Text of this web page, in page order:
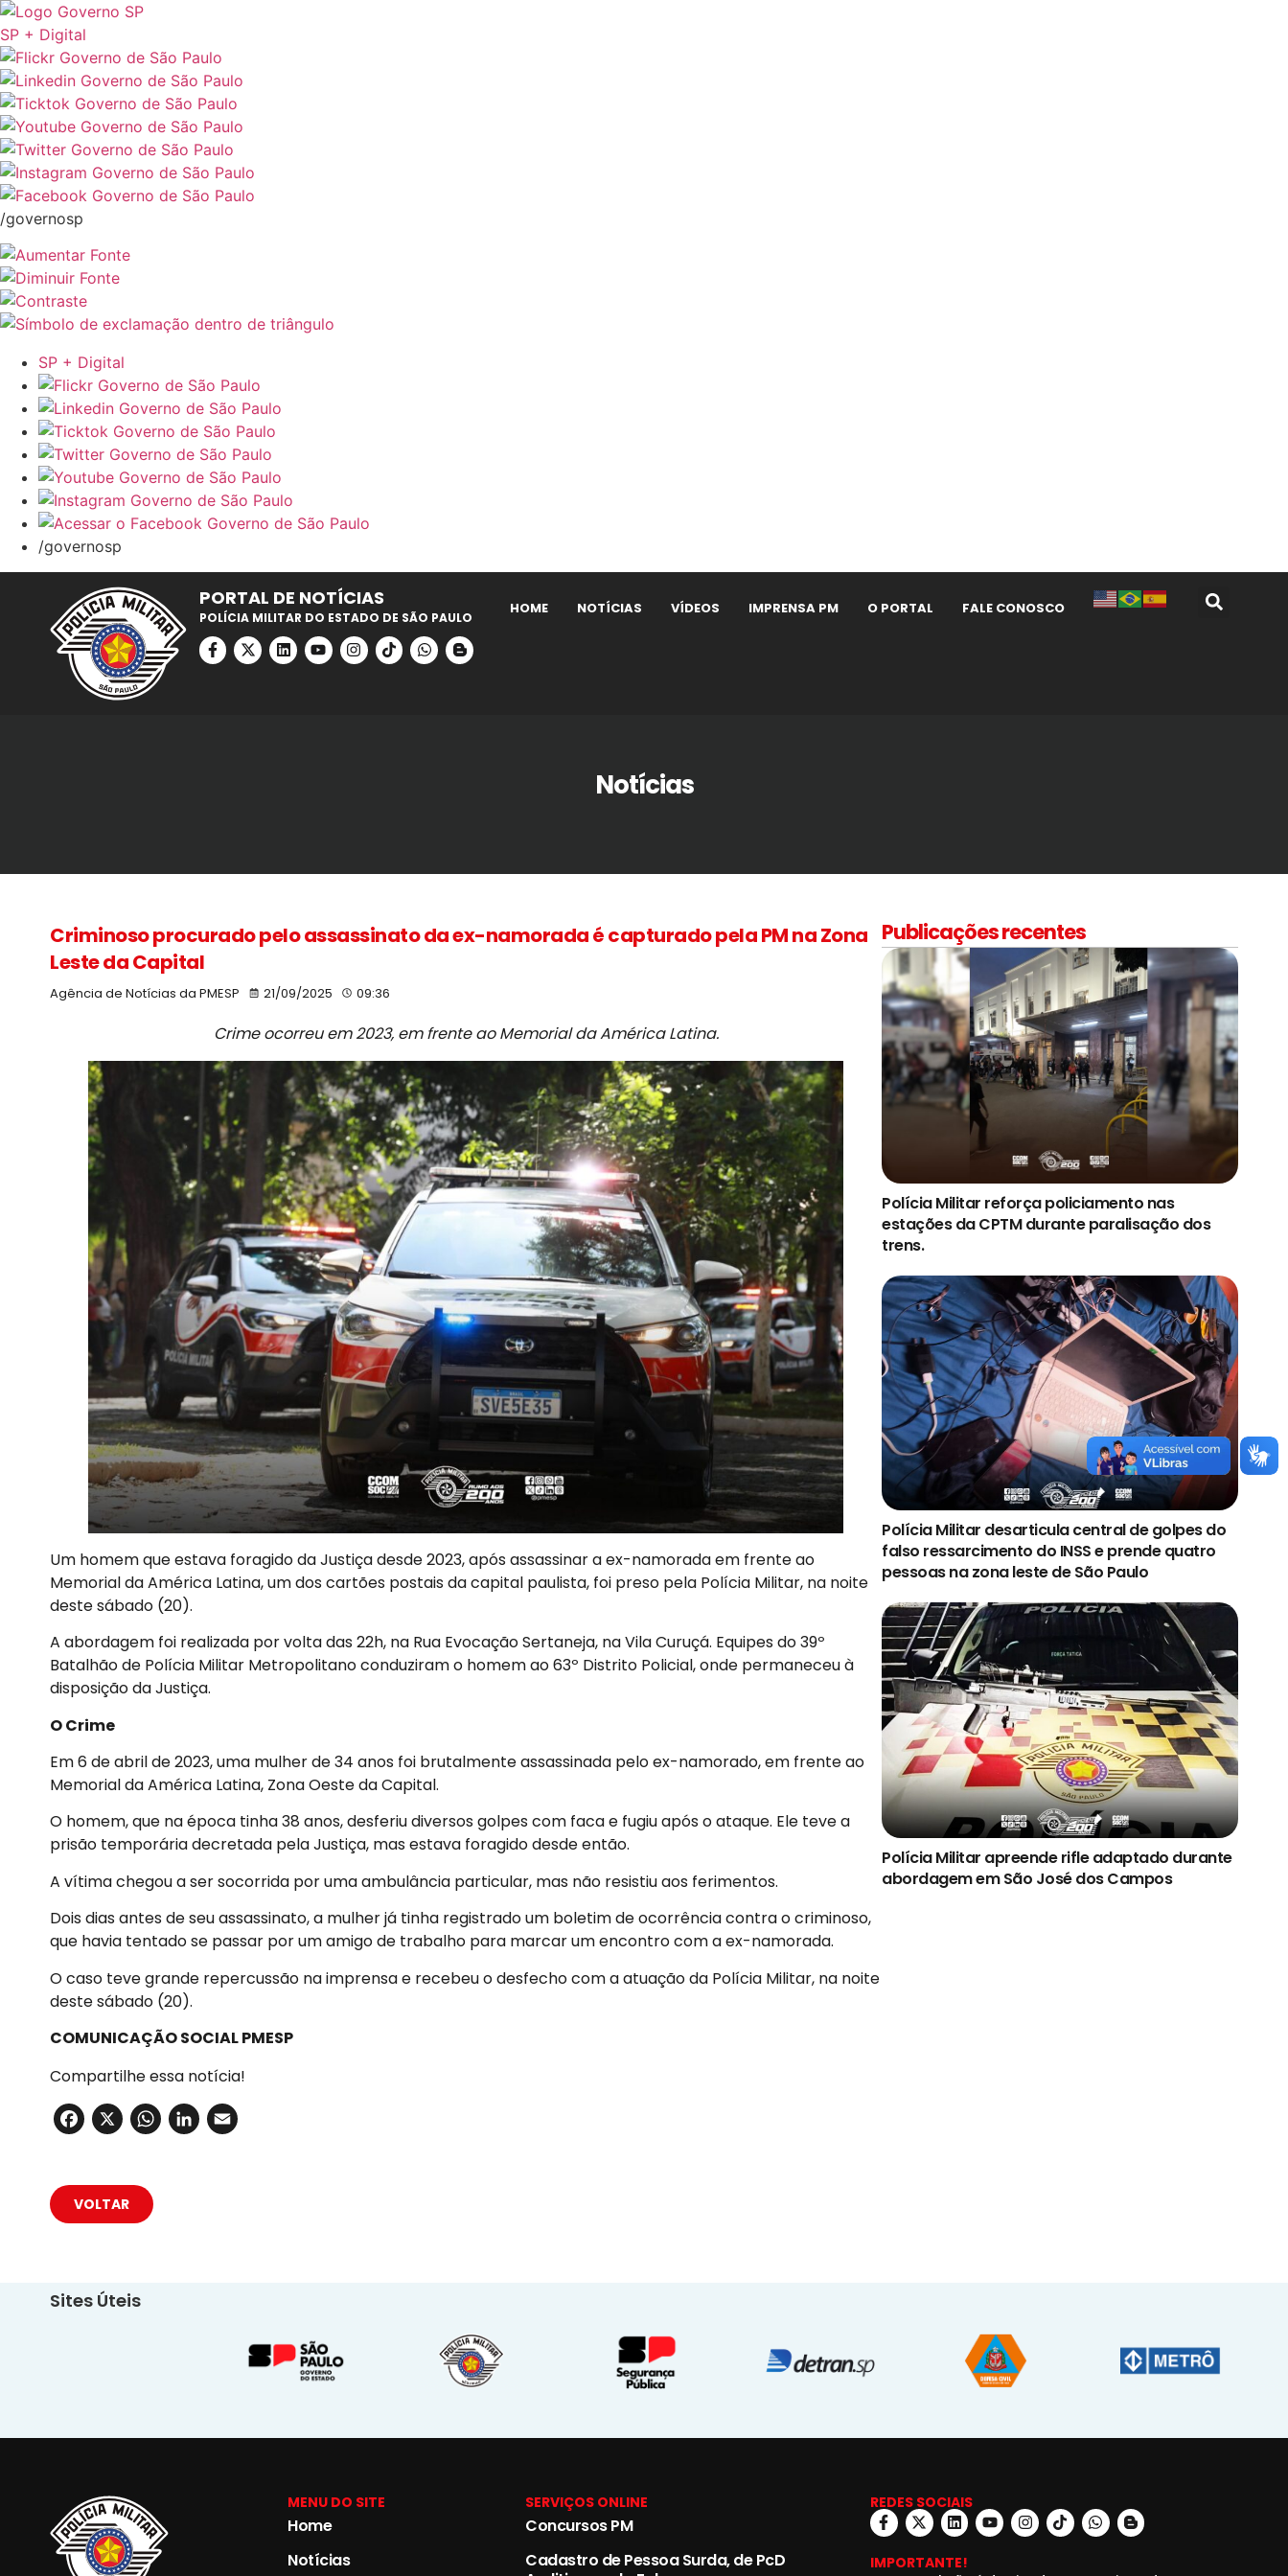
SP + Digital
/governosp
SP + Digital
/governosp
PORTAL DE NOTÍCIAS
POLÍCIA MILITAR DO ESTADO DE SÃO PAULO
HOME NOTÍCIAS VÍDEOS IMPRENSA PM O PORTAL FALE CONOSCO
Notícias
Criminoso procurado pelo assassinato da ex-namorada é capturado pela PM na Zona
Leste da Capital
Agência de Notícias da PMESP 21/09/2025 09:36
Crime ocorreu em 2023, em frente ao Memorial da América Latina.
Um homem que estava foragido da Justiça desde 2023, após assassinar a ex-namorada em frente ao
Memorial da América Latina, um dos cartões postais da capital paulista, foi preso pela Polícia Militar, na noite
deste sábado (20).
A abordagem foi realizada por volta das 22h, na Rua Evocação Sertaneja, na Vila Curuçá. Equipes do 39º
Batalhão de Polícia Militar Metropolitano conduziram o homem ao 63º Distrito Policial, onde permaneceu à
disposição da Justiça.
O Crime
Em 6 de abril de 2023, uma mulher de 34 anos foi brutalmente assassinada pelo ex-namorado, em frente ao
Memorial da América Latina, Zona Oeste da Capital.
O homem, que na época tinha 38 anos, desferiu diversos golpes com faca e fugiu após o ataque. Ele teve a
prisão temporária decretada pela Justiça, mas estava foragido desde então.
A vítima chegou a ser socorrida por uma ambulância particular, mas não resistiu aos ferimentos.
Dois dias antes de seu assassinato, a mulher já tinha registrado um boletim de ocorrência contra o criminoso,
que havia tentado se passar por um amigo de trabalho para marcar um encontro com a ex-namorada.
O caso teve grande repercussão na imprensa e recebeu o desfecho com a atuação da Polícia Militar, na noite
deste sábado (20).
COMUNICAÇÃO SOCIAL PMESP
Compartilhe essa notícia!
Facebook
X WhatsApp
LinkedIn
Publicações recentes
Polícia Militar reforça policiamento nas
estações da CPTM durante paralisação dos
trens.
Polícia Militar desarticula central de golpes do
falso ressarcimento do INSS e prende quatro
pessoas na zona leste de São Paulo
Polícia Militar apreende rifle adaptado durante
abordagem em São José dos Campos
VOLTAR
Sites Úteis
MENU DO SITE
Home
Notícias
SERVIÇOS ONLINE
Concursos PM
Cadastro de Pessoa Surda, de PcD
REDES SOCIAIS
IMPORTANTE!